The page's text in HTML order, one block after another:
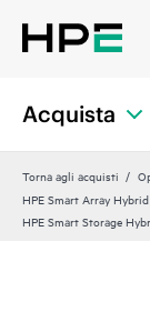
Acquista
Torna agli acquisti
HPE Smart Array
HPE Smart Storage